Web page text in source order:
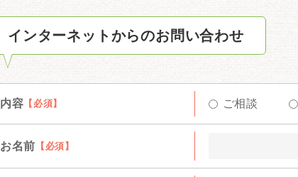
インターネットからのお問い合わせ
内容 ご相談
お名前